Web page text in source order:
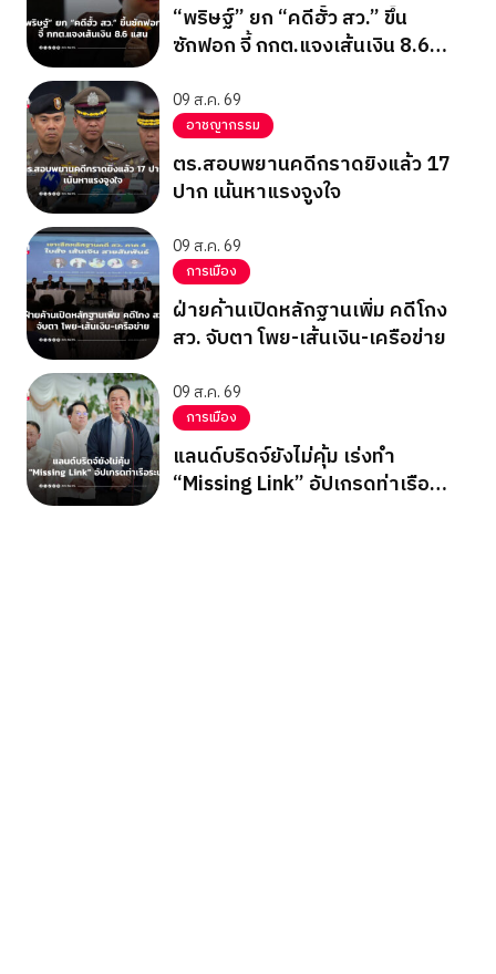
“พริษฐ์” ยก “คดีฮั้ว สว.” ขึ้น
ซักฟอก จี้ กกต.แจงเส้นเงิน 8.6
09 ส.ค. 69
อาชญากรรม
ตร.สอบพยานคดีกราดยิงแล้ว 17
ปาก เน้นหาแรงจูงใจ
09 ส.ค. 69
การเมือง
ฝ่ายค้านเปิดหลักฐานเพิ่ม คดีโกง
สว. จับตา โพย-เส้นเงิน-เครือข่าย
09 ส.ค. 69
การเมือง
แลนด์บริดจ์ยังไม่คุ้ม เร่งทำ
“Missing Link” อัปเกรดท่าเรือ